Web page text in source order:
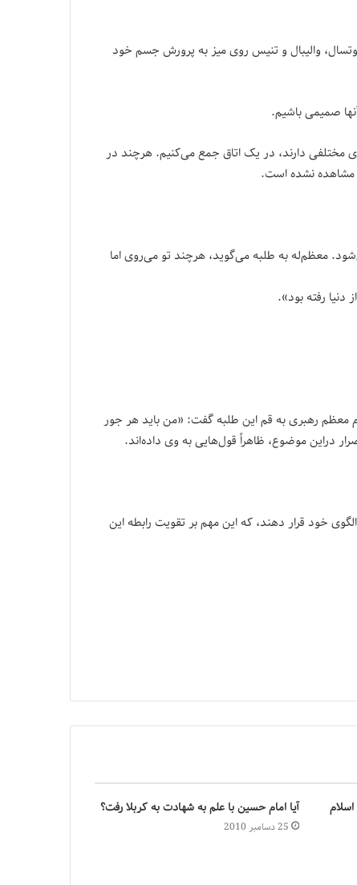
والیبال و تنیس روی میز به پرورش جسم خود
صمیمی باشیم.
مختلفی دارند، در یک اتاق جمع می‌کنیم. هرچند در
مشاهده نشده است.
معظم‌له به طلبه می‌گوید، هرچند تو می‌روی اما
رفته بود».
معظم رهبری به قم این طلبه گفت: «من باید هر جور
دراین موضوع، ظاهراً قول‌هایی به وی داده‌اند.
خود قرار دهند، که این مهم بر تقویت رابطه این
آیا امام حسین با علم به شهادت به کربلا رفت؟
25 دسامبر 2010